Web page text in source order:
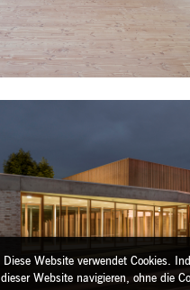
Diese Website verwendet Cookies.
dieser Website navigieren, ohne die